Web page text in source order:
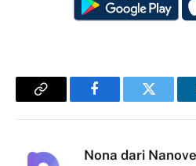
Copy
FacebookTwitter
Nona dari